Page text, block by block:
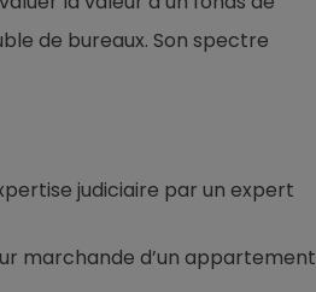
de bureaux. Son spectre
judiciaire par un expert
marchande d’un appartement